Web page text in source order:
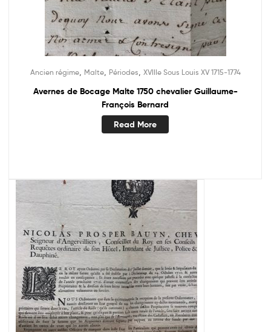
Ancien régime, Malte, Périodes XVIIIe Sous Louis XV 1715-1774
Avernes de Bocage Malte 1750 chevalier Guillaume-
François Bernard
Read More